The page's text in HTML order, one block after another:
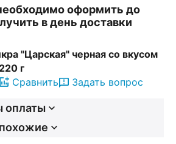
оформить до
в день доставки
"Царская" черная со вкусом
г
Сравнить Задать вопрос
оплаты